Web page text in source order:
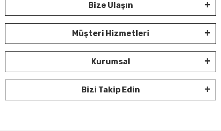
Bize Ulaşın
Müşteri Hizmetleri
Kurumsal
Bizi Takip Edin